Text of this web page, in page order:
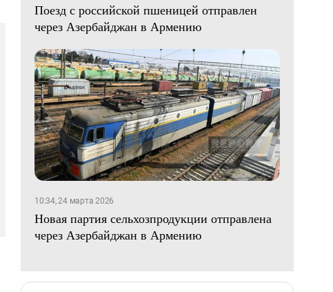
Поезд с российской пшеницей отправлен
через Азербайджан в Армению
10:34, 24 марта 2026
Новая партия сельхозпродукции отправлена
через Азербайджан в Армению